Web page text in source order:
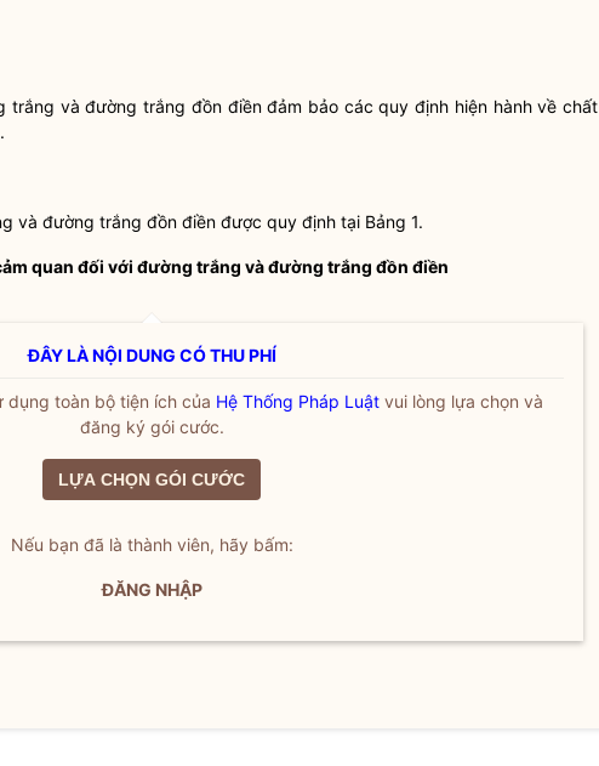
trắng và đường trắng đồn điền đảm bảo các quy định hiện hành về chất
và đường trắng đồn điền được quy định tại Bảng 1.
quan đối với đường trắng và đường trắng đồn điền
ĐÂY LÀ NỘI DUNG CÓ THU PHÍ
toàn bộ tiện ích của Hệ Thống Pháp Luật vui lòng lựa chọn và
đăng ký gói cước.
LỰA CHỌN GÓI CƯỚC
Nếu bạn đã là thành viên, hãy bấm:
ĐĂNG NHẬP